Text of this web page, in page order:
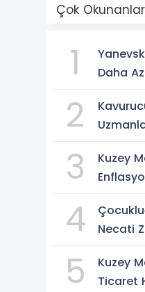
Çok Okunanlar
1
Daha
2
3
Kuzey
4
Necati
5
Kuzey
Ticaret